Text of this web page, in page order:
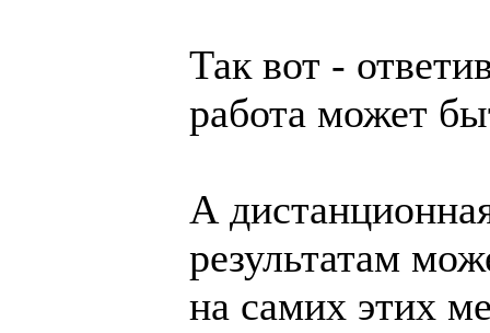
Так вот -
работа может
А
результатам
на самих этих